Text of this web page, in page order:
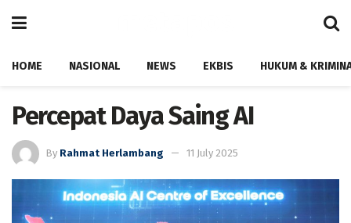
HOME NASIONAL NEWS EKBIS HUKUM &
Percepat Daya Saing AI
By Rahmat Herlambang 11 July 2025